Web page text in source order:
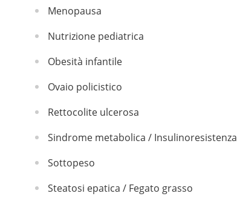
Menopausa
Nutrizione pediatrica
Obesità infantile
Ovaio policistico
Rettocolite ulcerosa
Sindrome metabolica / Insulinoresistenza
Sottopeso
Steatosi epatica / Fegato grasso